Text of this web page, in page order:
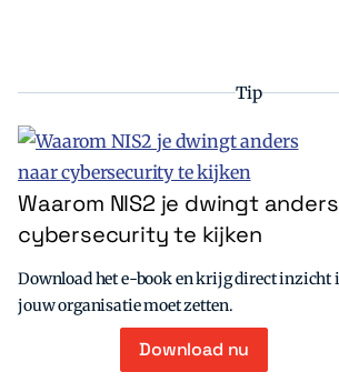
Tip
Waarom NIS2 je dwingt
cybersecurity te kijken
Download het e-book en krijg direct inzicht
jouw organisatie moet zetten.
Download nu